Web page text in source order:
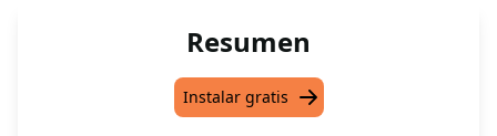
Resumen
Instalar gratis